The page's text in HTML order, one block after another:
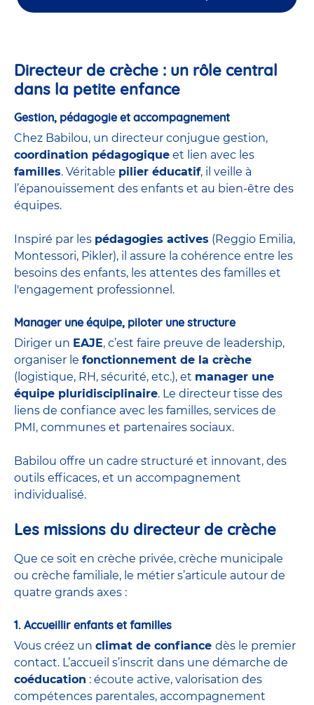
Directeur de crèche : un rôle central
dans la petite enfance
Gestion, pédagogie et accompagnement
Chez Babilou, un directeur conjugue gestion,
coordination pédagogique et lien avec les
familles. Véritable pilier éducatif, il veille à
l’épanouissement des enfants et au bien-être des
équipes.
Inspiré par les pédagogies actives (Reggio Emilia,
Montessori, Pikler), il assure la cohérence entre les
besoins des enfants, les attentes des familles et
l'engagement professionnel.
Manager une équipe, piloter une structure
Diriger un EAJE, c’est faire preuve de leadership,
organiser le fonctionnement de la crèche
(logistique, RH, sécurité, etc.), et manager une
équipe pluridisciplinaire. Le directeur tisse des
liens de confiance avec les familles, services de
PMI, communes et partenaires sociaux.
Babilou offre un cadre structuré et innovant, des
outils efficaces, et un accompagnement
individualisé.
Les missions du directeur de crèche
Que ce soit en crèche privée, crèche municipale
ou crèche familiale, le métier s’articule autour de
quatre grands axes :
1. Accueillir enfants et familles
Vous créez un climat de confiance dès le premier
contact. L’accueil s’inscrit dans une démarche de
coéducation : écoute active, valorisation des
compétences parentales, accompagnement